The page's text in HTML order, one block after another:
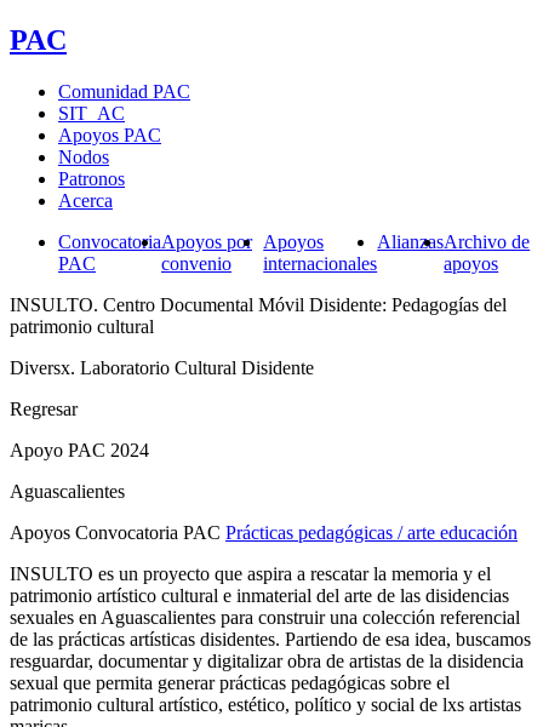
PAC
Comunidad PAC
SIT_AC
Apoyos PAC
Nodos
Patronos
Acerca
Convocatoria
PAC
Apoyos por
convenio
Apoyos
internacionales
AlianzasArchivo de
apoyos
INSULTO. Centro Documental Móvil Disidente: Pedagogías del
patrimonio cultural
Diversx. Laboratorio Cultural Disidente
Regresar
Apoyo PAC 2024
Aguascalientes
Apoyos Convocatoria PAC Prácticas pedagógicas / arte educación
INSULTO es un proyecto que aspira a rescatar la memoria y el
patrimonio artístico cultural e inmaterial del arte de las disidencias
sexuales en Aguascalientes para construir una colección referencial
de las prácticas artísticas disidentes. Partiendo de esa idea, buscamos
resguardar, documentar y digitalizar obra de artistas de la disidencia
sexual que permita generar prácticas pedagógicas sobre el
patrimonio cultural artístico, estético, político y social de lxs artistas